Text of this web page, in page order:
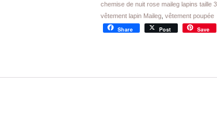
Rabbits
chemise de nuit rose maileg lapins taille 3,
vêtement lapin Maileg, vêtement poupée
Share Post Save